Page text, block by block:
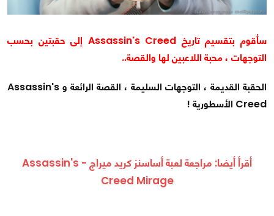
سأقوم بتقسيم تاريخ Assassin's Creed إلى حقبتين بحسب
التوجهات ، محبة اللاعبين لها والقصة..
الحقبة القديمة ، التوجهات السليمة ، القصة الرائعة و Assassin's
Creed الأسطورية !
أقرأ أيضا:
مراجعة لعبة أساسنز كريد ميراج - Assassin's
Creed Mirage